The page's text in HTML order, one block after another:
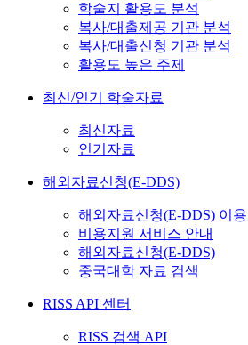
학술지 활용도 분석
복사/대출제공 기관 분석
복사/대출신청 기관 분석
활용도 높은 주제
최신/인기 학술자료
최신자료
인기자료
해외자료신청(E-DDS)
해외자료신청(E-DDS) 이
비용지원 서비스 안내
해외자료신청(E-DDS)
중국대학 자료 검색
RISS API 센터
RISS 검색 API